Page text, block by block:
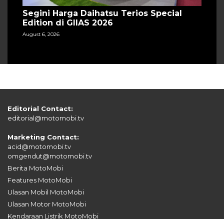
Segini Harga Daihatsu Terios Special
Edition di GIIAS 2026
August 6, 2026
Editorial Contact:
editorial@motomobi.tv
Marketing Contact:
acid@motomobi.tv
omgendut@motomobi.tv
Berita MotoMobi
Features MotoMobi
Ulasan Mobil MotoMobi
Ulasan Motor MotoMobi
Kendaraan Listrik MotoMobi